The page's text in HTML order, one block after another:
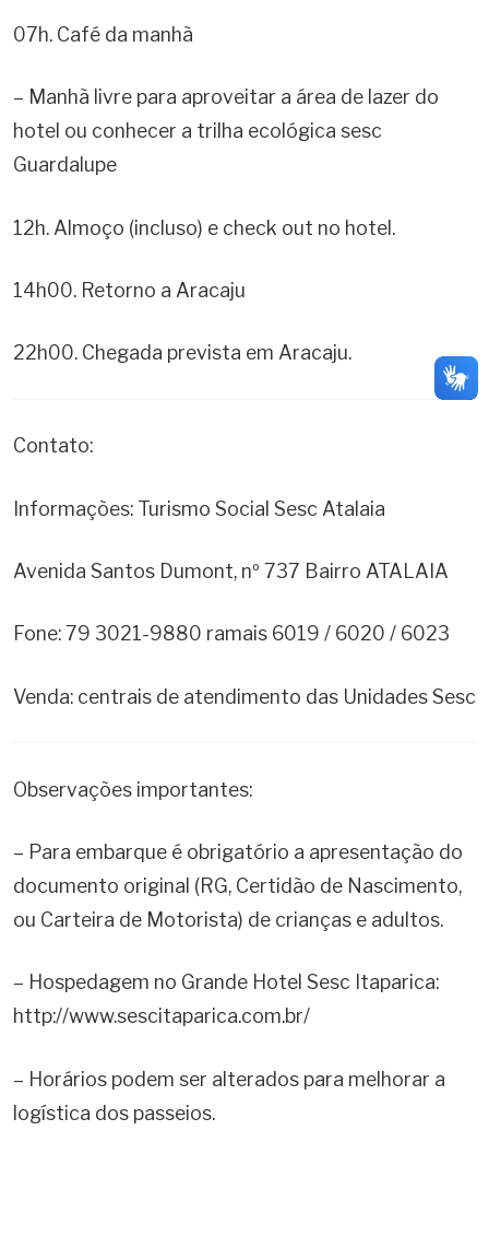
07h. Café da manhã
– Manhã livre para aproveitar a área de lazer do
hotel ou conhecer a trilha ecológica sesc
Guardalupe
12h. Almoço (incluso) e check out no hotel.
14h00. Retorno a Aracaju
22h00. Chegada prevista em Aracaju.
Contato:
Informações: Turismo Social Sesc Atalaia
Avenida Santos Dumont, nº 737 Bairro ATALAIA
Fone: 79 3021-9880 ramais 6019 / 6020 / 6023
Venda: centrais de atendimento das Unidades Sesc
Observações importantes:
– Para embarque é obrigatório a apresentação do
documento original (RG, Certidão de Nascimento,
ou Carteira de Motorista) de crianças e adultos.
– Hospedagem no Grande Hotel Sesc Itaparica:
http://www.sescitaparica.com.br/
– Horários podem ser alterados para melhorar a
logística dos passeios.